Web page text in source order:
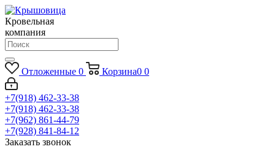
Кровельная
компания
Отложенные 0 Корзина0 0
+7(918) 462-33-38
+7(918) 462-33-38
+7(962) 861-44-79
+7(928) 841-84-12
Заказать звонок